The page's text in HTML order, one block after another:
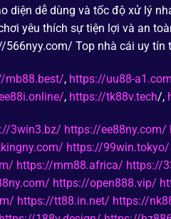
diện dễ dùng và tốc độ xử lý
yêu thích sự tiện lợi và an
566nyy.com/ Top nhà cái uy tín
mb88.best/, https://uu88-
, https://tk88v.tech/,
3win3.bz/ https://ee88ny.com/
https://99win.tokyo/
https://mm88.africa/ https://
https://open888.vip/
https://tt88.in.net/ https://